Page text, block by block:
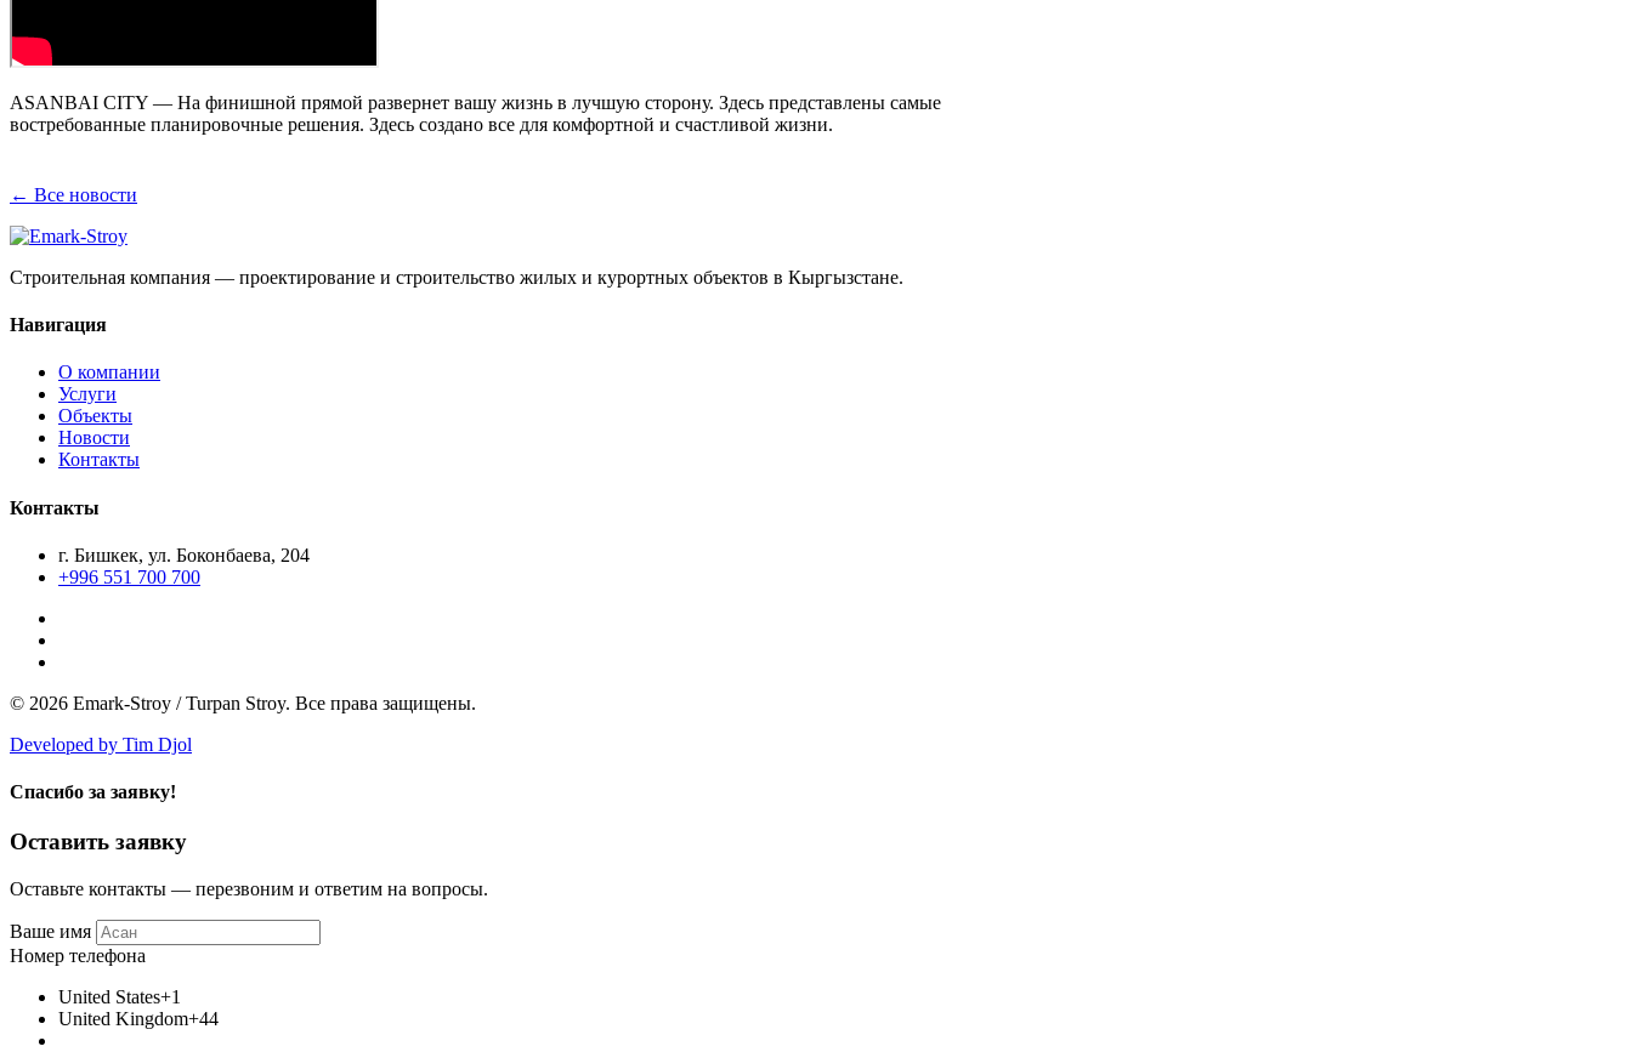
ASANBAI CITY — На финишной прямой развернет вашу жизнь в лучшую сторону. Здесь представлены самые
востребованные планировочные решения. Здесь создано все для комфортной и счастливой жизни.
← Все новости
Строительная компания — проектирование и строительство жилых и курортных объектов в Кыргызстане.
Навигация
О компании
Услуги
Объекты
Новости
Контакты
Контакты
г. Бишкек, ул. Боконбаева, 204
+996 551 700 700
© 2026 Emark-Stroy / Turpan Stroy. Все права защищены.
Developed by Tim Djol
Спасибо за заявку!
Оставить заявку
Оставьте контакты — перезвоним и ответим на вопросы.
Ваше имя
Номер телефона
United States+1
United Kingdom+44